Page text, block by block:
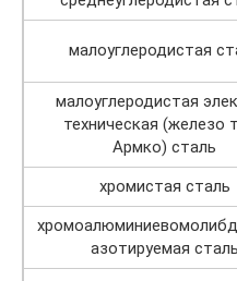
малоуглеродистая
малоуглеродистая
техническая (железо
Армко) сталь
хромистая сталь
азотируемая сталь